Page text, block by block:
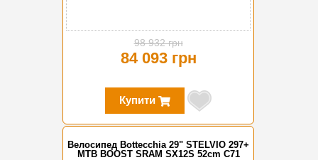
98 932 грн
84 093 грн
Купити
Велосипед Bottecchia 29" STELVIO 297+
MTB BOOST SRAM SX12S 52cm C71